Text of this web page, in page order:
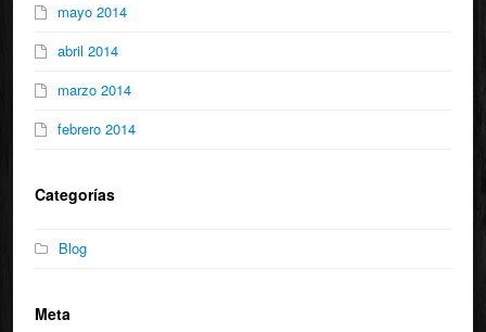
mayo 2014
abril 2014
marzo 2014
febrero 2014
Categorías
Blog
Meta